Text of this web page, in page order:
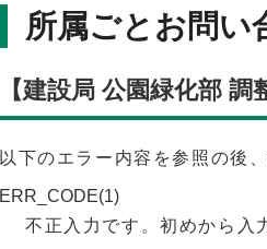
所属ごとお問い
【建設局 公園緑化部
以下のエラー内容を参照の後
ERR_CODE(1)
不正入力です。初めから入